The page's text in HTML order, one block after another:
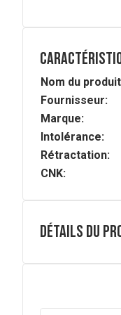
Nom du
Fournisseur:
Marque:
Intolérance:
Rétractation:
CNK:
Détails du
Amidon de